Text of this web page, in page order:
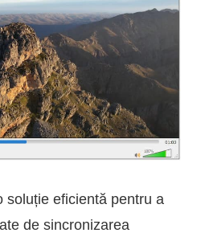
soluție eficientă pentru a
de sincronizarea